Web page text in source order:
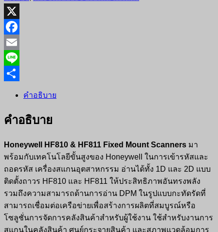
X
Facebook
Email
Line
คำอธิบาย
คำอธิบาย
Honeywell HF810 & HF811 Fixed Mount Scanners มา
พร้อมกับเทคโนโลยีขั้นสูงของ Honeywell ในการเข้ารหัสและ
ถอดรหัส เครื่องสแกนอุตสาหกรรม อ่านได้ทั้ง 1D และ 2D แบบ
ติดตั้งถาวร HF810 และ HF811 ให้ประสิทธิภาพอันทรงพลัง
รวมถึงความสามารถด้านการอ่าน DPM ในรูปแบบกะทัดรัดที่
สามารถเชื่อมต่อเครือข่ายเพื่อสร้างการผลิตที่สมบูรณ์หรือ
โซลูชั่นการจัดการคลังสินค้าสำหรับผู้ใช้งาน ใช้สำหรับงานการ
สแกนในคลังสินค้า ศูนย์กระจายสินค้า และสภาพแวดล้อมการ